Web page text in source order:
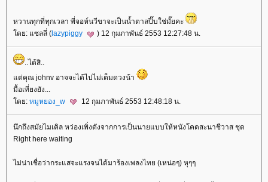
หวานทุกที่ทุกเวลา พี่จอห์นวีขาจะเป็นน้ำตาลปี๊บใช่มั๊ยคะ
ดย: แซลลี่ ( lazypiggy ) 12 กุมภาพันธ์ 2553 12:27:48 น.
..ได้สิ..
ต่คุณ johnv อาจจะได้ไปไม่เต็มดวงน้า
มื้อเที่ยงยัง...
ดย: หมูหยอง_w 12 กุมภาพันธ์ 2553 12:48:18 น.
นึกถึงสมัยไมเคิล หว่องเพิ่งดังจากการเป็นนายแบบให้หนังโคดสะนาชีวาส ชุด
Right here waiting
ไม่น่าเชื่อว่ากระแสจะแรงจนได้มาร้องเพลงไทย (เหน่อๆ) หุๆๆ